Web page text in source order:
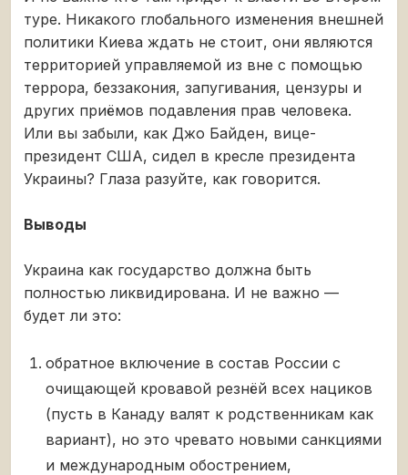
туре. Никакого глобального изменения внешней
политики Киева ждать не стоит, они являются
территорией управляемой из вне с помощью
террора, беззакония, запугивания, цензуры и
других приёмов подавления прав человека.
Или вы забыли, как Джо Байден, вице-
президент США, сидел в кресле президента
Украины? Глаза разуйте, как говорится.
Выводы
Украина как государство должна быть
полностью ликвидирована. И не важно —
будет ли это:
обратное включение в состав России с
очищающей кровавой резнёй всех нациков
(пусть в Канаду валят к родственникам как
вариант), но это чревато новыми санкциями
и международным обострением,